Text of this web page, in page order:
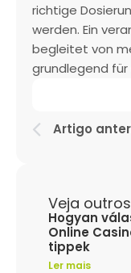
richtige
werden. Ein
begleitet von
grundlegend für
Artigo
Veja
Hogyan
Online
tippek
Ler mais